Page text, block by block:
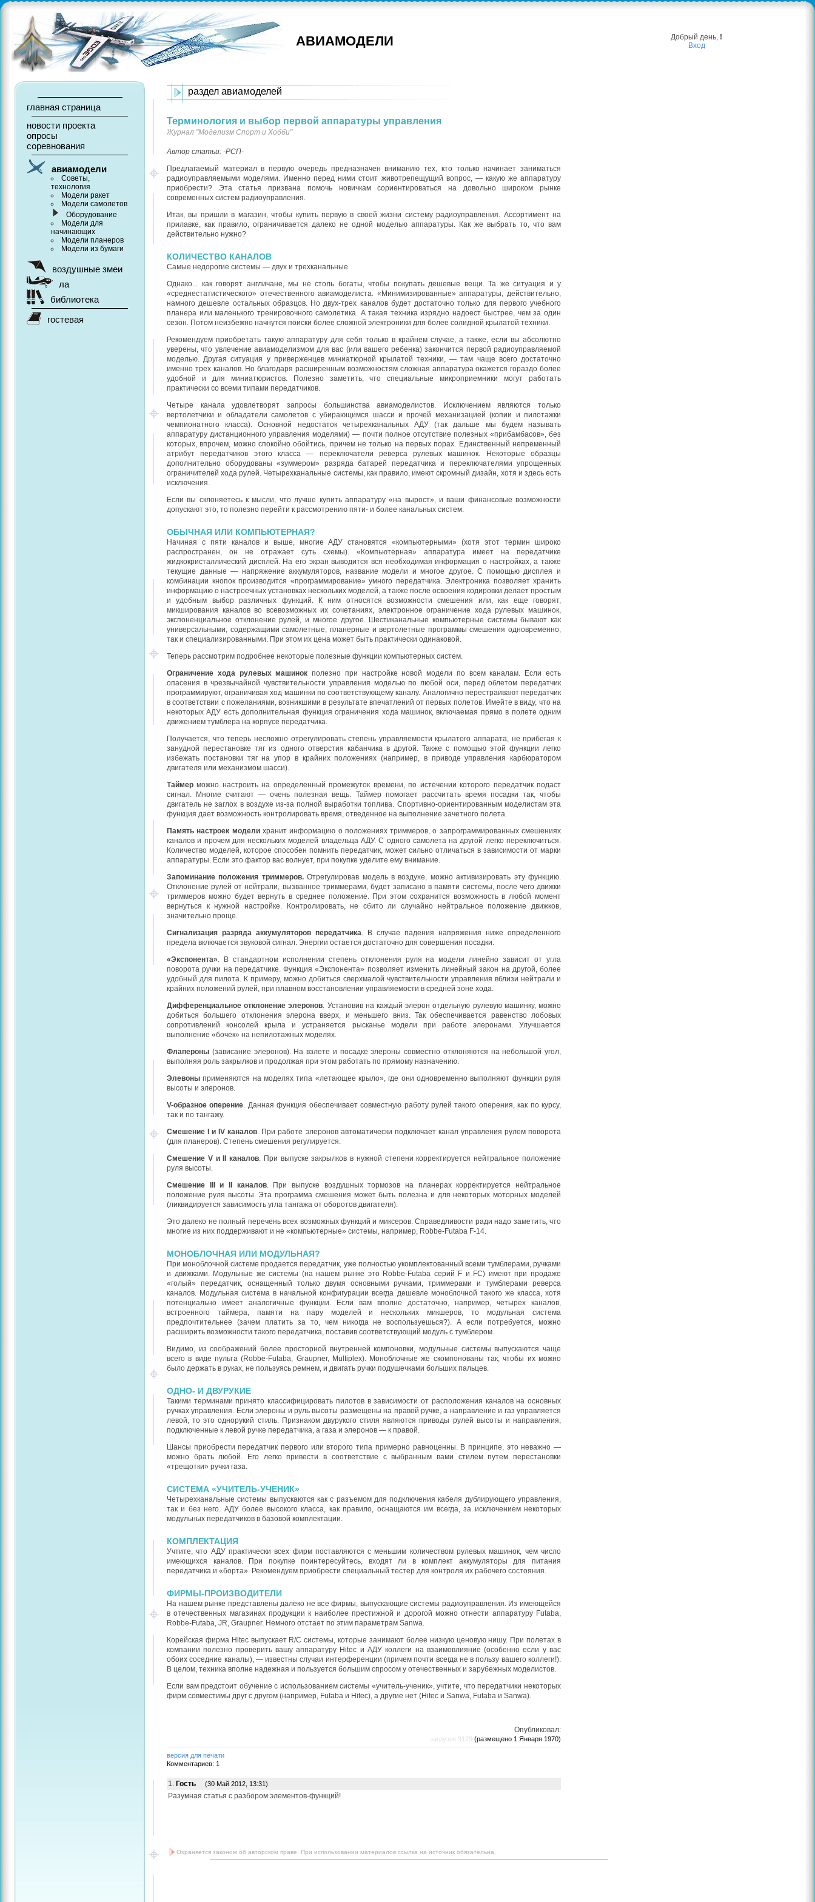
АВИАМОДЕЛИ Добрый день, !
Вход
главная страница
новости проекта
опросы
соревнования
авиамодели
Советы,
технология
Модели ракет
Модели самолетов
Оборудование
Модели для
начинающих
Модели планеров
Модели из бумаги
воздушные змеи
ла
библиотека
гостевая
раздел авиамоделей
Терминология и выбор первой аппаратуры управления
Журнал "Моделизм Спорт и Хобби"
Автор статьи: -РСП-
Предлагаемый материал в первую очередь предназначен вниманию тех, кто только начинает заниматься
радиоуправляемыми моделями. Именно перед ними стоит животрепещущий вопрос, — какую же аппаратуру
приобрести? Эта статья призвана помочь новичкам сориентироваться на довольно широком рынке
современных систем радиоуправления.
Итак, вы пришли в магазин, чтобы купить первую в своей жизни систему радиоуправления. Ассортимент на
прилавке, как правило, ограничивается далеко не одной моделью аппаратуры. Как же выбрать то, что вам
действительно нужно?
КОЛИЧЕСТВО КАНАЛОВ
Самые недорогие системы — двух и трехканальные.
Однако... как говорят англичане, мы не столь богаты, чтобы покупать дешевые вещи. Та же ситуация и у
«среднестатистического» отечественного авиамоделиста. «Минимизированные» аппаратуры, действительно,
намного дешевле остальных образцов. Но двух-трех каналов будет достаточно только для первого учебного
планера или маленького тренировочного самолетика. А такая техника изрядно надоест быстрее, чем за один
сезон. Потом неизбежно начнутся поиски более сложной электроники для более солидной крылатой техники.
Рекомендуем приобретать такую аппаратуру для себя только в крайнем случае, а также, если вы абсолютно
уверены, что увлечение авиамоделизмом для вас (или вашего ребенка) закончится первой радиоуправляемой
моделью. Другая ситуация у приверженцев миниатюрной крылатой техники, — там чаще всего достаточно
именно трех каналов. Но благодаря расширенным возможностям сложная аппаратура окажется гораздо более
удобной и для миниатюристов. Полезно заметить, что специальные микроприемники могут работать
практически со всеми типами передатчиков.
Четыре канала удовлетворят запросы большинства авиамоделистов. Исключением являются только
вертолетчики и обладатели самолетов с убирающимся шасси и прочей механизацией (копии и пилотажки
чемпионатного класса). Основной недостаток четырехканальных АДУ (так дальше мы будем называть
аппаратуру дистанционного управления моделями) — почти полное отсутствие полезных «прибамбасов», без
которых, впрочем, можно спокойно обойтись, причем не только на первых порах. Единственный непременный
атрибут передатчиков этого класса — переключатели реверса рулевых машинок. Некоторые образцы
дополнительно оборудованы «зуммером» разряда батарей передатчика и переключателями упрощенных
ограничителей хода рулей. Четырехканальные системы, как правило, имеют скромный дизайн, хотя и здесь есть
исключения.
Если вы склоняетесь к мысли, что лучше купить аппаратуру «на вырост», и ваши финансовые возможности
допускают это, то полезно перейти к рассмотрению пяти- и более канальных систем.
ОБЫЧНАЯ ИЛИ КОМПЬЮТЕРНАЯ?
Начиная с пяти каналов и выше, многие АДУ становятся «компьютерными» (хотя этот термин широко
распространен, он не отражает суть схемы). «Компьютерная» аппаратура имеет на передатчике
жидкокристаллический дисплей. На его экран выводится вся необходимая информация о настройках, а также
текущие данные — напряжение аккумуляторов, название модели и многое другое. С помощью дисплея и
комбинации кнопок производится «программирование» умного передатчика. Электроника позволяет хранить
информацию о настроечных установках нескольких моделей, а также после освоения кодировки делает простым
и удобным выбор различных функций. К ним относятся возможности смешения или, как еще говорят,
микширования каналов во всевозможных их сочетаниях, электронное ограничение хода рулевых машинок,
экспоненциальное отклонение рулей, и многое другое. Шестиканальные компьютерные системы бывают как
универсальными, содержащими самолетные, планерные и вертолетные программы смешения одновременно,
так и специализированными. При этом их цена может быть практически одинаковой.
Теперь рассмотрим подробнее некоторые полезные функции компьютерных систем.
Ограничение хода рулевых машинок полезно при настройке новой модели по всем каналам. Если есть
опасения в чрезвычайной чувствительности управления моделью по любой оси, перед облетом передатчик
программируют, ограничивая ход машинки по соответствующему каналу. Аналогично перестраивают передатчик
в соответствии с пожеланиями, возникшими в результате впечатлений от первых полетов. Имейте в виду, что на
некоторых АДУ есть дополнительная функция ограничения хода машинок, включаемая прямо в полете одним
движением тумблера на корпусе передатчика.
Получается, что теперь несложно отрегулировать степень управляемости крылатого аппарата, не прибегая к
занудной перестановке тяг из одного отверстия кабанчика в другой. Также с помощью этой функции легко
избежать постановки тяг на упор в крайних положениях (например, в приводе управления карбюратором
двигателя или механизмом шасси).
Таймер можно настроить на определенный промежуток времени, по истечении которого передатчик подаст
сигнал. Многие считают — очень полезная вещь. Таймер помогает рассчитать время посадки так, чтобы
двигатель не заглох в воздухе из-за полной выработки топлива. Спортивно-ориентированным моделистам эта
функция дает возможность контролировать время, отведенное на выполнение зачетного полета.
Память настроек моделихранит информацию о положениях триммеров, о запрограммированных смешениях
каналов и прочем для нескольких моделей владельца АДУ. С одного самолета на другой легко переключиться.
Количество моделей, которое способен помнить передатчик, может сильно отличаться в зависимости от марки
аппаратуры. Если это фактор вас волнует, при покупке уделите ему внимание.
Запоминание положения триммеров.Отрегулировав модель в воздухе, можно активизировать эту функцию.
Отклонение рулей от нейтрали, вызванное триммерами, будет записано в памяти системы, после чего движки
триммеров можно будет вернуть в среднее положение. При этом сохранится возможность в любой момент
вернуться к нужной настройке. Контролировать, не сбито ли случайно нейтральное положение движков,
значительно проще.
Сигнализация разряда аккумуляторов передатчика. В случае падения напряжения ниже определенного
предела включается звуковой сигнал. Энергии остается достаточно для совершения посадки.
«Экспонента». В стандартном исполнении степень отклонения руля на модели линейно зависит от угла
поворота ручки на передатчике. Функция «Экспонента» позволяет изменить линейный закон на другой, более
удобный для пилота. К примеру, можно добиться сверхмалой чувствительности управления вблизи нейтрали и
крайних положений рулей, при плавном восстановлении управляемости в средней зоне хода.
Дифференциальное отклонение элеронов. Установив на каждый элерон отдельную рулевую машинку, можно
добиться большего отклонения элерона вверх, и меньшего вниз. Так обеспечивается равенство лобовых
сопротивлений консолей крыла и устраняется рысканье модели при работе элеронами. Улучшается
выполнение «бочек» на непилотажных моделях.
Флапероны (зависание элеронов). На взлете и посадке элероны совместно отклоняются на небольшой угол,
выполняя роль закрылков и продолжая при этом работать по прямому назначению.
Элевоны применяются на моделях типа «летающее крыло», где они одновременно выполняют функции руля
высоты и элеронов.
V-образное оперение. Данная функция обеспечивает совместную работу рулей такого оперения, как по курсу,
так и по тангажу.
Смешение I и IV каналов. При работе элеронов автоматически подключает канал управления рулем поворота
(для планеров). Степень смешения регулируется.
Смешение V и II каналов. При выпуске закрылков в нужной степени корректируется нейтральное положение
руля высоты.
Смешение III и II каналов. При выпуске воздушных тормозов на планерах корректируется нейтральное
положение руля высоты. Эта программа смешения может быть полезна и для некоторых моторных моделей
(ликвидируется зависимость угла тангажа от оборотов двигателя).
Это далеко не полный перечень всех возможных функций и миксеров. Справедливости ради надо заметить, что
многие из них поддерживают и не «компьютерные» системы, например, Robbe-Futaba F-14.
МОНОБЛОЧНАЯ ИЛИ МОДУЛЬНАЯ?
При моноблочной системе продается передатчик, уже полностью укомплектованный всеми тумблерами, ручками
и движками. Модульные же системы (на нашем рынке это Robbe-Futaba серий F и FC) имеют при продаже
«голый» передатчик, оснащенный только двумя основными ручками, триммерами и тумблерами реверса
каналов. Модульная система в начальной конфигурации всегда дешевле моноблочной такого же класса, хотя
потенциально имеет аналогичные функции. Если вам вполне достаточно, например, четырех каналов,
встроенного таймера, памяти на пару моделей и нескольких микшеров, то модульная система
предпочтительнее (зачем платить за то, чем никогда не воспользуешься?). А если потребуется, можно
расширить возможности такого передатчика, поставив соответствующий модуль с тумблером.
Видимо, из соображений более просторной внутренней компоновки, модульные системы выпускаются чаще
всего в виде пульта (Robbe-Futaba, Graupner, Multiplex). Моноблочные же скомпонованы так, чтобы их можно
было держать в руках, не пользуясь ремнем, и двигать ручки подушечками больших пальцев.
ОДНО- И ДВУРУКИЕ
Такими терминами принято классифицировать пилотов в зависимости от расположения каналов на основных
ручках управления. Если элероны и руль высоты размещены на правой ручке, а направление и газ управляется
левой, то это однорукий стиль. Признаком двурукого стиля являются приводы рулей высоты и направления,
подключенные к левой ручке передатчика, а газа и элеронов — к правой.
Шансы приобрести передатчик первого или второго типа примерно равноценны. В принципе, это неважно —
можно брать любой. Его легко привести в соответствие с выбранным вами стилем путем перестановки
«трещотки» ручки газа.
СИСТЕМА «УЧИТЕЛЬ-УЧЕНИК»
Четырехканальные системы выпускаются как с разъемом для подключения кабеля дублирующего управления,
так и без него. АДУ более высокого класса, как правило, оснащаются им всегда, за исключением некоторых
модульных передатчиков в базовой комплектации.
КОМПЛЕКТАЦИЯ
Учтите, что АДУ практически всех фирм поставляются с меньшим количеством рулевых машинок, чем число
имеющихся каналов. При покупке поинтересуйтесь, входят ли в комплект аккумуляторы для питания
передатчика и «борта». Рекомендуем приобрести специальный тестер для контроля их рабочего состояния.
ФИРМЫ-ПРОИЗВОДИТЕЛИ
На нашем рынке представлены далеко не все фирмы, выпускающие системы радиоуправления. Из имеющейся
в отечественных магазинах продукции к наиболее престижной и дорогой можно отнести аппаратуру Futaba,
Robbe-Futaba, JR, Graupner. Немного отстает по этим параметрам Sanwa.
Корейская фирма Hitec выпускает R/C системы, которые занимают более низкую ценовую нишу. При полетах в
компании полезно проверить вашу аппаратуру Hitec и АДУ коллеги на взаимовлияние (особенно если у вас
обоих соседние каналы), — известны случаи интерференции (причем почти всегда не в пользу вашего коллеги!).
В целом, техника вполне надежная и пользуется большим спросом у отечественных и зарубежных моделистов.
Если вам предстоит обучение с использованием системы «учитель-ученик», учтите, что передатчики некоторых
фирм совместимы друг с другом (например, Futaba и Hitec), а другие нет (Hitec и Sanwa, Futaba и Sanwa).
Опубликовал:
загрузок 9129 (размещено 1 Января 1970)
версия для печати
Комментариев: 1
1. Гость (30 Май 2012, 13:31)
Разумная статья с разбором элементов-функций!
Охраняется законом об авторском праве. При использовании материалов ссылка на источник обязательна.